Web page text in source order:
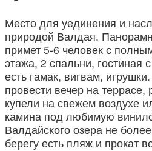
Место для уединения и
природой Валдая.
примет 5-6 человек с
этажа, 2 спальни, гостиная
есть гамак, вигвам,
провести вечер на террасе,
купели на свежем воздухе
камина под любимую
Валдайского озера не
берегу есть пляж и прокат